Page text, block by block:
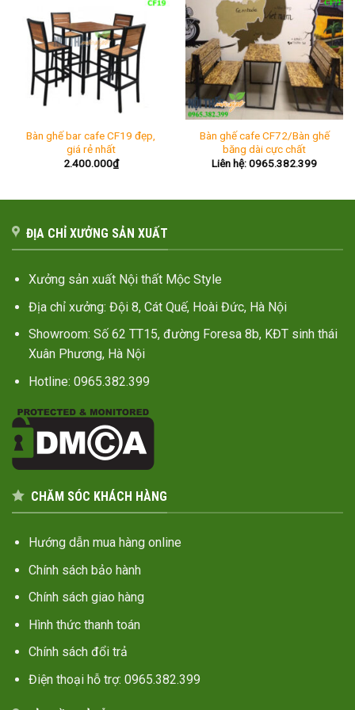
Bàn ghế bar cafe CF19 đẹp,
giá rẻ nhất
2.400.000₫
Bàn ghế cafe CF72/Bàn ghế
băng dài cực chất
Liên hệ: 0965.382.399
ĐỊA CHỈ XƯỞNG SẢN XUẤT
Xưởng sản xuất Nội thất Mộc Style
Địa chỉ xưởng: Đội 8, Cát Quế, Hoài Đức, Hà Nội
Showroom: Số 62 TT15, đường Foresa 8b, KĐT sinh thái
Xuân Phương, Hà Nội
Hotline: 0965.382.399
CHĂM SÓC KHÁCH HÀNG
Hướng dẫn mua hàng online
Chính sách bảo hành
Chính sách giao hàng
Hình thức thanh toán
Chính sách đổi trả
Điện thoại hỗ trợ: 0965.382.399